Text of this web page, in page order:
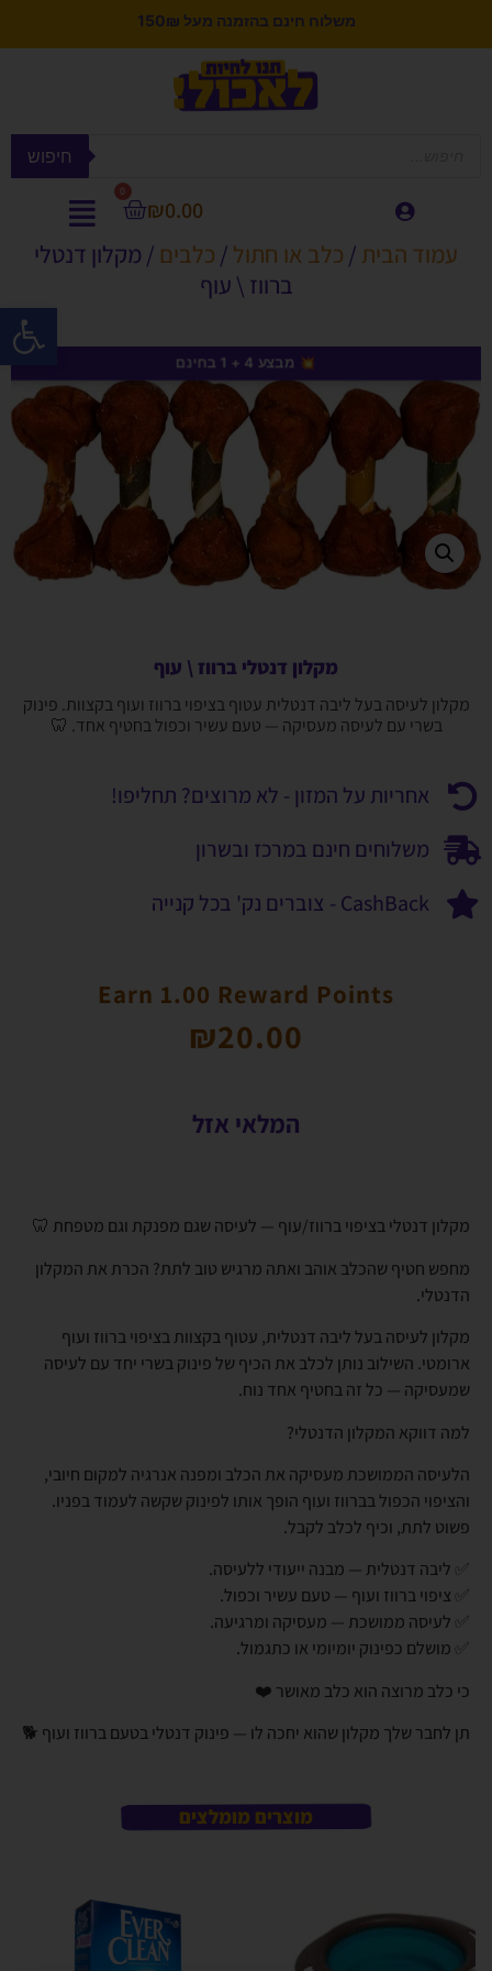
פתח
משלוח חינם בהזמנה מעל 150₪
חיפוש
₪0.00
0
עמוד הבית / כלב או חתול / כלבים / מקלון דנטלי
ברווז \ עוף
מקלון דנטלי ברווז \ עוף
מקלון לעיסה בעל ליבה דנטלית עטוף בציפוי ברווז ועוף בקצוות. פינוק
בשרי עם לעיסה מעסיקה — טעם עשיר וכפול בחטיף אחד. 🦷
אחריות על המזון - לא מרוצים? תחליפו!
משלוחים חינם במרכז ובשרון
CashBack - צוברים נק' בכל קנייה
Earn 1.00 Reward Points
₪20.00
המלאי אזל
מקלון דנטלי בציפוי ברווז/עוף — לעיסה שגם מפנקת וגם מטפחת 🦷
מחפש חטיף שהכלב אוהב ואתה מרגיש טוב לתת? הכרת את המקלון
הדנטלי.
מקלון לעיסה בעל ליבה דנטלית, עטוף בקצוות בציפוי ברווז ועוף
ארומטי. השילוב נותן לכלב את הכיף של פינוק בשרי יחד עם לעיסה
שמעסיקה — כל זה בחטיף אחד נוח.
למה דווקא המקלון הדנטלי?
הלעיסה הממושכת מעסיקה את הכלב ומפנה אנרגיה למקום חיובי,
והציפוי הכפול בברווז ועוף הופך אותו לפינוק שקשה לעמוד בפניו.
פשוט לתת, וכיף לכלב לקבל.
✅ ליבה דנטלית — מבנה ייעודי ללעיסה.
✅ ציפוי ברווז ועוף — טעם עשיר וכפול.
✅ לעיסה ממושכת — מעסיקה ומרגיעה.
✅ מושלם כפינוק יומיומי או כתגמול.
כי כלב מרוצה הוא כלב מאושר ❤️
תן לחבר שלך מקלון שהוא יחכה לו — פינוק דנטלי בטעם ברווז ועוף 🐕
💥 מבצע 4 + 1 בחינם
מוצרים מומלצים